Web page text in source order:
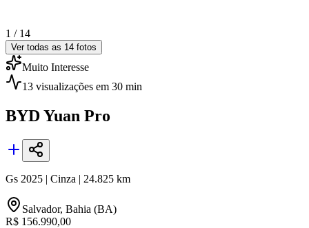
1 / 14
Ver todas as 14 fotos
Muito Interesse
13 visualizações em 30 min
BYDYuan Pro
Gs 2025 | Cinza | 24.825 km
Salvador, Bahia (BA)
R$ 156.990,00